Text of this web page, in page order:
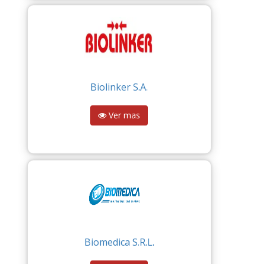
Biolinker S.A.
Ver mas
Biomedica S.R.L.